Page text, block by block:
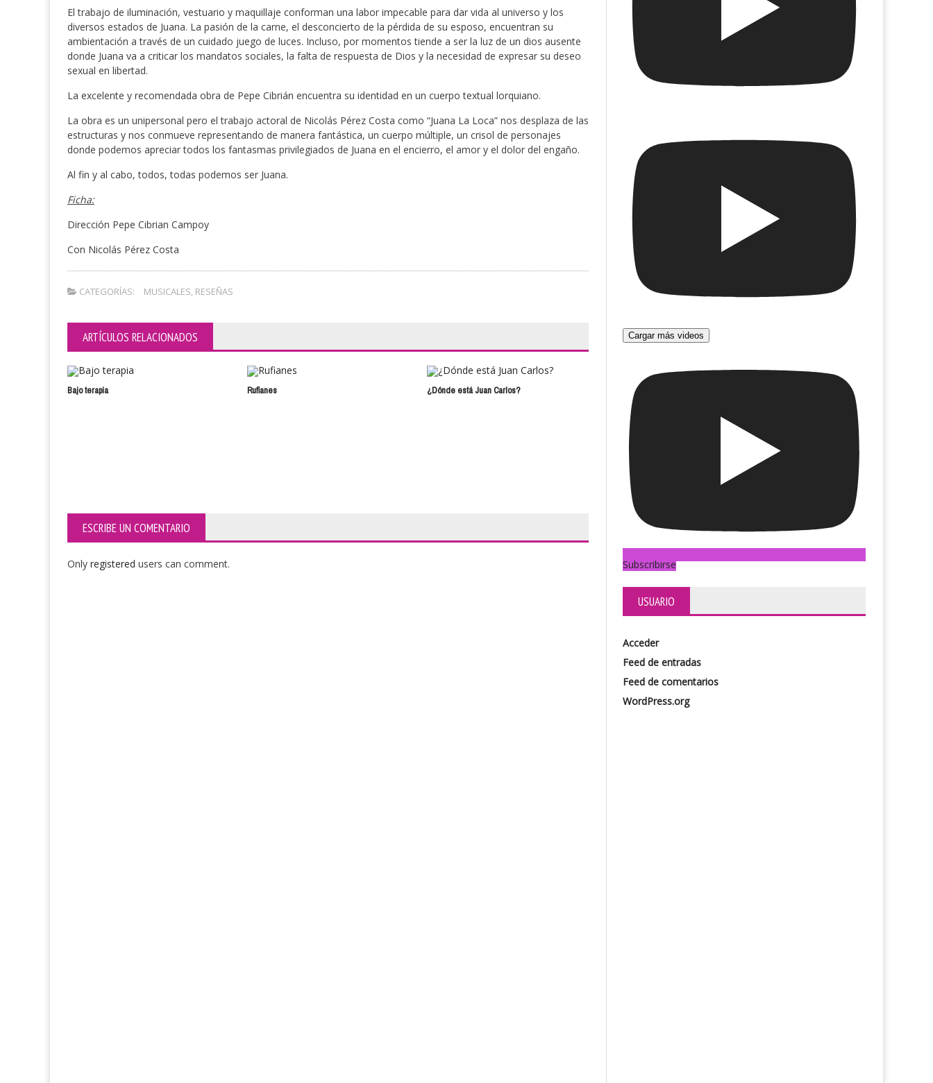
El trabajo de iluminación, vestuario y maquillaje conforman una labor impecable para dar vida al universo y los
diversos estados de Juana. La pasión de la carne, el desconcierto de la pérdida de su esposo, encuentran su
ambientación a través de un cuidado juego de luces. Incluso, por momentos tiende a ser la luz de un dios ausente
donde Juana va a criticar los mandatos sociales, la falta de respuesta de Dios y la necesidad de expresar su deseo
sexual en libertad.
La excelente y recomendada obra de Pepe Cibrián encuentra su identidad en un cuerpo textual lorquiano.
La obra es un unipersonal pero el trabajo actoral de Nicolás Pérez Costa como “Juana La Loca” nos desplaza de las
estructuras y nos conmueve representando de manera fantástica, un cuerpo múltiple, un crisol de personajes
donde podemos apreciar todos los fantasmas privilegiados de Juana en el encierro, el amor y el dolor del engaño.
Al fin y al cabo, todos, todas podemos ser Juana.
Ficha:
Dirección Pepe Cibrian Campoy
Con Nicolás Pérez Costa
CATEGORÍAS: MUSICALES, RESEÑAS
ARTÍCULOS RELACIONADOS
Bajo terapia Rufianes ¿Dónde está Juan Carlos? El amor es un bien
ESCRIBE UN COMENTARIO
Only registered users can comment.
Cargar más videos
Subscribirse
USUARIO
Acceder
Feed de entradas
Feed de comentarios
WordPress.org